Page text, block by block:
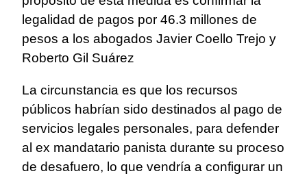
legalidad de pagos por 46.3 millones de
pesos a los abogados Javier Coello Trejo y
Roberto Gil Suárez
La circunstancia es que los recursos
públicos habrían sido destinados al pago de
servicios legales personales, para defender
al ex mandatario panista durante su proceso
de desafuero, lo que vendría a configurar un